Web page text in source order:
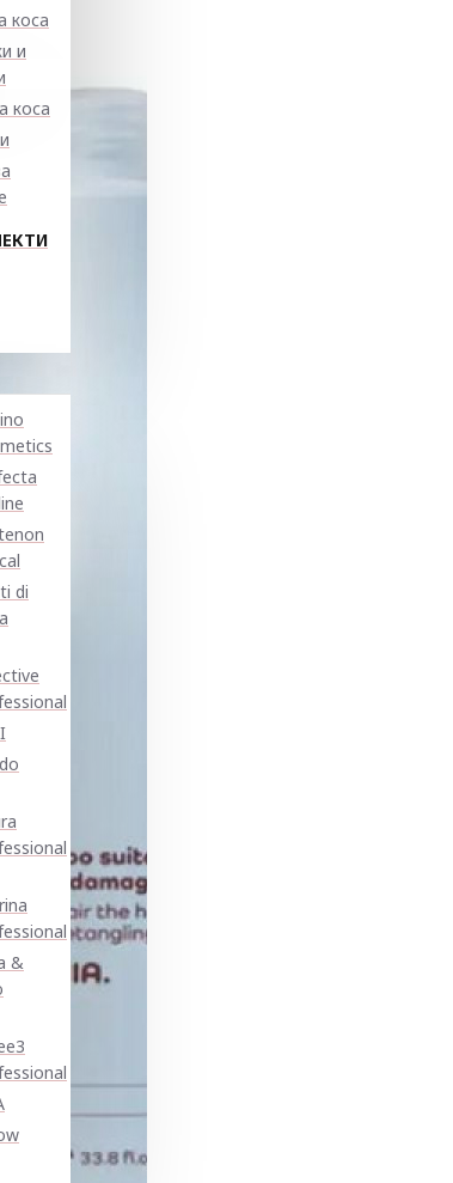
коса
и
коса
di
&